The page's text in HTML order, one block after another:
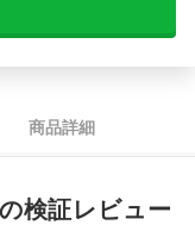
商品詳細
検証レビュー